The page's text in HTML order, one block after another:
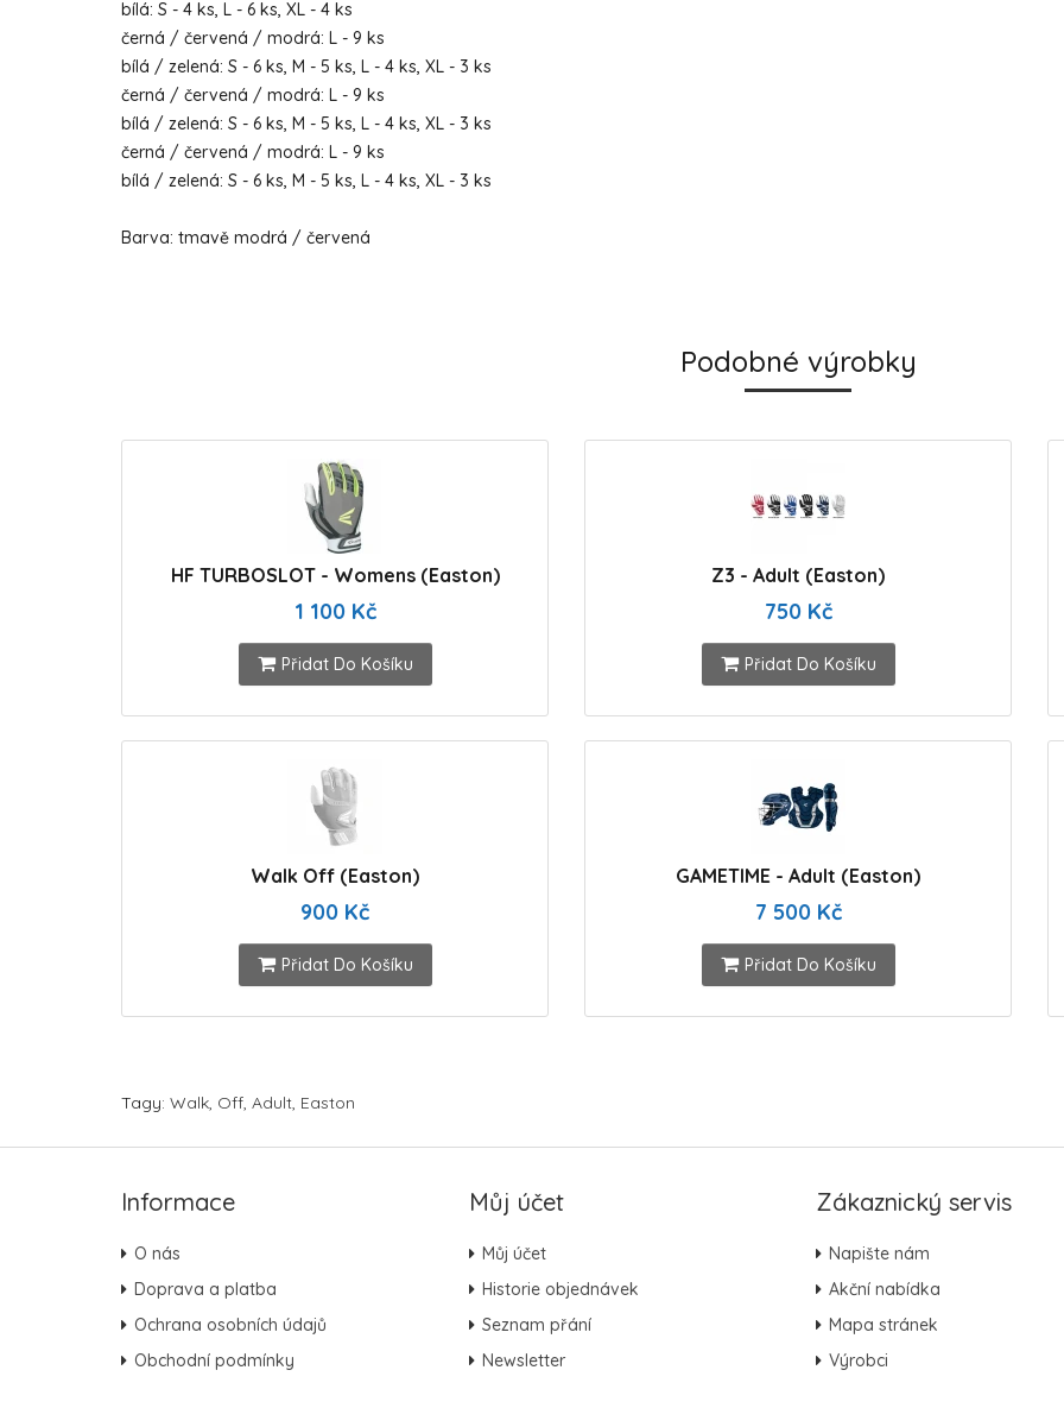
bílá: S - 4 ks, L - 6 ks, XL - 4 ks
černá / červená / modrá: L - 9 ks
bílá / zelená: S - 6 ks, M - 5 ks, L - 4 ks, XL - 3 ks
černá / červená / modrá: L - 9 ks
bílá / zelená: S - 6 ks, M - 5 ks, L - 4 ks, XL - 3 ks
černá / červená / modrá: L - 9 ks
bílá / zelená: S - 6 ks, M - 5 ks, L - 4 ks, XL - 3 ks
Barva: tmavě modrá / červená
Podobné výrobky
HF TURBOSLOT - Womens (Easton)
1 100 Kč
Přidat Do Košíku
Z3 - Adult (Easton)
750 Kč
Přidat Do Košíku
Walk Off (Easton)
900 Kč
Přidat Do Košíku
GAMETIME - Adult (Easton)
7 500 Kč
Přidat Do Košíku
Tagy: Walk, Off, Adult, Easton
Informace
O nás
Doprava a platba
Ochrana osobních údajů
Obchodní podmínky
Můj účet
Můj účet
Historie objednávek
Seznam přání
Newsletter
Zákaznický servis
Napište nám
Akční nabídka
Mapa stránek
Výrobci